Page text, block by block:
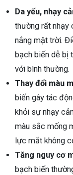
Da yếu, nhạy
thường rất nhạy
nắng mặt trời.
bạch biến dễ bị
với bình thường.
Thay đổi màu
biến gây tác
khỏi sự nhạy
màu sắc mống
lực mắt không
Tăng nguy cơ
bạch biến